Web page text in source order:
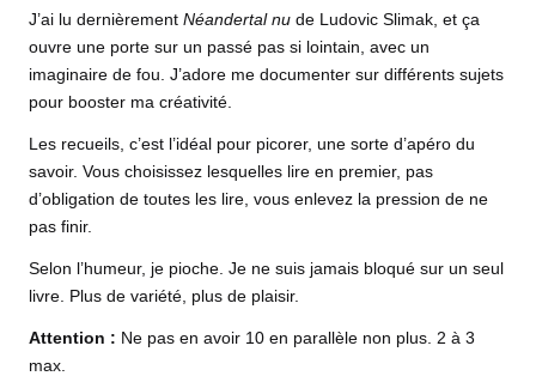
J’ai lu dernièrement Néandertal nu de Ludovic Slimak, et ça
ouvre une porte sur un passé pas si lointain, avec un
imaginaire de fou. J’adore me documenter sur différents sujets
pour booster ma créativité.
Les recueils, c’est l’idéal pour picorer, une sorte d’apéro du
savoir. Vous choisissez lesquelles lire en premier, pas
d’obligation de toutes les lire, vous enlevez la pression de ne
pas finir.
Selon l’humeur, je pioche. Je ne suis jamais bloqué sur un seul
livre. Plus de variété, plus de plaisir.
Attention : Ne pas en avoir 10 en parallèle non plus. 2 à 3
max.